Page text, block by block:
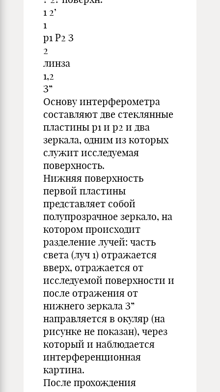
1 2’
1
p1 P2 З
2
линза
1,2
З”
Основу интерферометра
составляют две стеклянные
пластины p1 и p2 и два
зеркала, одним из которых
служит исследуемая
поверхность.
Нижняя поверхность
первой пластины
представляет собой
полупрозрачное зеркало, на
котором происходит
разделение лучей: часть
света (луч 1) отражается
вверх, отражается от
исследуемой поверхности и
после отражения от
нижнего зеркала З”
направляется в окуляр (на
рисунке не показан), через
который и наблюдается
интерференционная
картина.
После прохождения